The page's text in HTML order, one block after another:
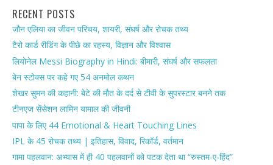
RECENT POSTS
जौन एलिया का जीवन परिचय, शायरी, संघर्ष और रोचक तथ्य
टैरो कार्ड रीडिंग के पीछे का रहस्य, विज्ञान और विश्वास
लियोनेल Messi Biography in Hindi: बीमारी, संघर्ष और सफलता
बेन स्टोक्स पर कहे गए 54 अनमोल कथन
शेखर सुमन की कहानी: बेटे की मौत के दर्द से टीवी के सुपरस्टार बनने तक
टीनएज सेंसेशन लामिन यामाल की जीवनी
पापा के लिए 44 Emotional & Heart Touching Lines
IPL के 45 रोचक तथ्य | इतिहास, विवाद, रिकॉर्ड, वर्तमान
गामा पहलवान: अभ्यास में ही 40 पहलवानों को पटक देता था “रुस्तम-ए-हिंद”